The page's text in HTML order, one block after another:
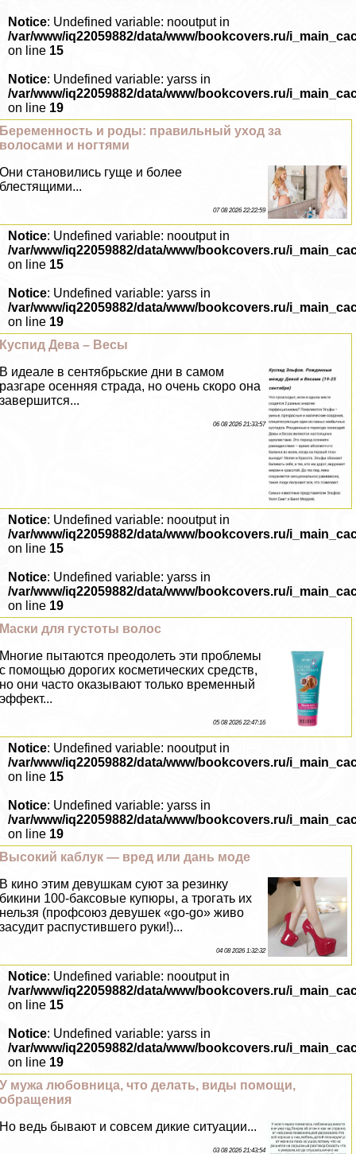
Notice: Undefined variable: nooutput in
/var/www/iq22059882/data/www/bookcovers.ru/
on line 15
Notice: Undefined variable: yarss in
/var/www/iq22059882/data/www/bookcovers.ru/
on line 19
Беременность и роды: правильный уход за
волосами и ногтями
Они становились гуще и более
блестящими...
07 08 2026 22:22:59
Notice: Undefined variable: nooutput in
/var/www/iq22059882/data/www/bookcovers.ru/
on line 15
Notice: Undefined variable: yarss in
/var/www/iq22059882/data/www/bookcovers.ru/
on line 19
Куспид Дева – Весы
В идеале в сентябрьские дни в самом
разгаре осенняя страда, но очень скоро она
завершится...
06 08 2026 21:33:57
Notice: Undefined variable: nooutput in
/var/www/iq22059882/data/www/bookcovers.ru/
on line 15
Notice: Undefined variable: yarss in
/var/www/iq22059882/data/www/bookcovers.ru/
on line 19
Маски для густоты волос
Многие пытаются преодолеть эти проблемы
с помощью дорогих косметических средств,
но они часто оказывают только временный
эффект...
05 08 2026 22:47:16
Notice: Undefined variable: nooutput in
/var/www/iq22059882/data/www/bookcovers.ru/
on line 15
Notice: Undefined variable: yarss in
/var/www/iq22059882/data/www/bookcovers.ru/
on line 19
Высокий каблук — вред или дань моде
В кино этим дeвyшкам суют за резинку
бикини 100-баксовые купюры, а трогать их
нельзя (профсоюз дeвyшек «go-go» живо
засудит распустившего руки!)...
04 08 2026 1:32:32
Notice: Undefined variable: nooutput in
/var/www/iq22059882/data/www/bookcovers.ru/
on line 15
Notice: Undefined variable: yarss in
/var/www/iq22059882/data/www/bookcovers.ru/
on line 19
У мужа любовница, что делать, виды помощи,
обращения
Но ведь бывают и совсем дикие ситуации...
03 08 2026 21:43:54